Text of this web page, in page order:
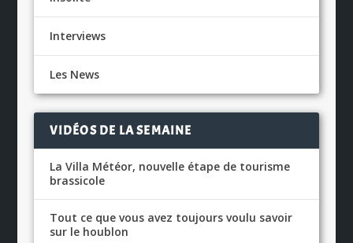
Interviews
Les News
VIDÉOS DE LA SEMAINE
La Villa Météor, nouvelle étape de tourisme
brassicole
Tout ce que vous avez toujours voulu savoir
sur le houblon